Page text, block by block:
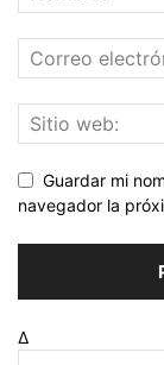
Guardar mi
navegador la
Δ